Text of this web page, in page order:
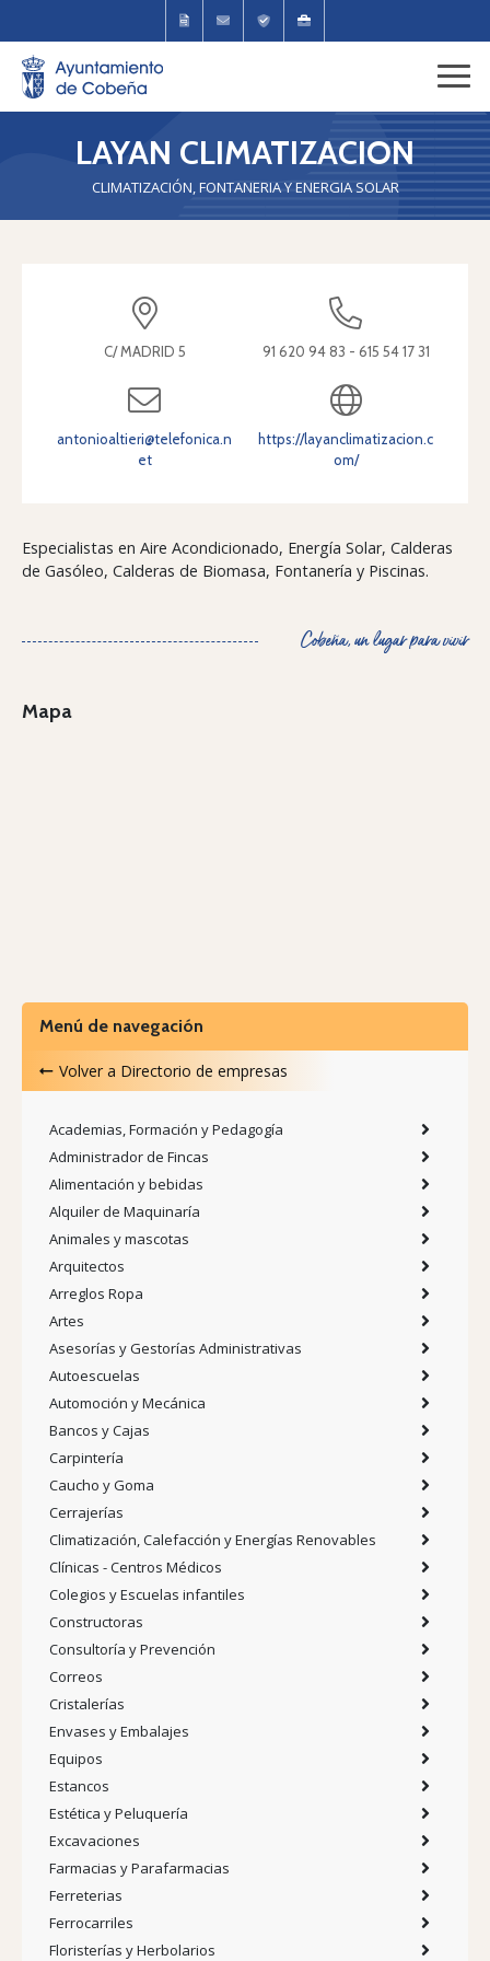
LAYAN CLIMATIZACION
CLIMATIZACIÓN, FONTANERIA Y ENERGIA SOLAR
C/ MADRID 5 91 620 94 83 - 615 54 17 31
antonioaltieri@telefonica.n
et
https://layanclimatizacion.c
om/
Especialistas en Aire Acondicionado, Energía Solar, Calderas
de Gasóleo, Calderas de Biomasa, Fontanería y Piscinas.
Cobeña, un lugar para vivir
Mapa
Menú de navegación
Volver a Directorio de empresas
Academias, Formación y Pedagogía
Administrador de Fincas
Alimentación y bebidas
Alquiler de Maquinaría
Animales y mascotas
Arquitectos
Arreglos Ropa
Artes
Asesorías y Gestorías Administrativas
Autoescuelas
Automoción y Mecánica
Bancos y Cajas
Carpintería
Caucho y Goma
Cerrajerías
Climatización, Calefacción y Energías Renovables
Clínicas - Centros Médicos
Colegios y Escuelas infantiles
Constructoras
Consultoría y Prevención
Correos
Cristalerías
Envases y Embalajes
Equipos
Estancos
Estética y Peluquería
Excavaciones
Farmacias y Parafarmacias
Ferreterias
Ferrocarriles
Floristerías y Herbolarios